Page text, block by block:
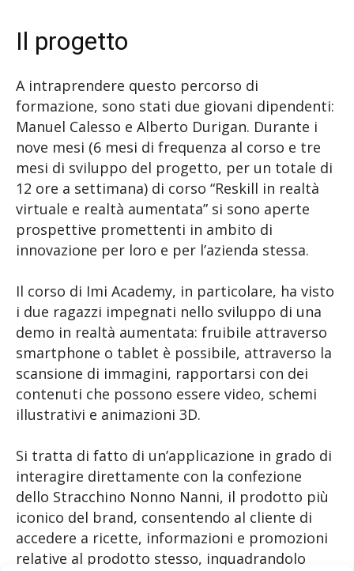
Il progetto
A intraprendere questo percorso di
formazione, sono stati due giovani dipendenti:
Manuel Calesso e Alberto Durigan. Durante i
nove mesi (6 mesi di frequenza al corso e tre
mesi di sviluppo del progetto, per un totale di
12 ore a settimana) di corso “Reskill in realtà
virtuale e realtà aumentata” si sono aperte
prospettive promettenti in ambito di
innovazione per loro e per l’azienda stessa.
Il corso di Imi Academy, in particolare, ha visto
i due ragazzi impegnati nello sviluppo di una
demo in realtà aumentata: fruibile attraverso
smartphone o tablet è possibile, attraverso la
scansione di immagini, rapportarsi con dei
contenuti che possono essere video, schemi
illustrativi e animazioni 3D.
Si tratta di fatto di un’applicazione in grado di
interagire direttamente con la confezione
dello Stracchino Nonno Nanni, il prodotto più
iconico del brand, consentendo al cliente di
accedere a ricette, informazioni e promozioni
relative al prodotto stesso, inquadrandolo